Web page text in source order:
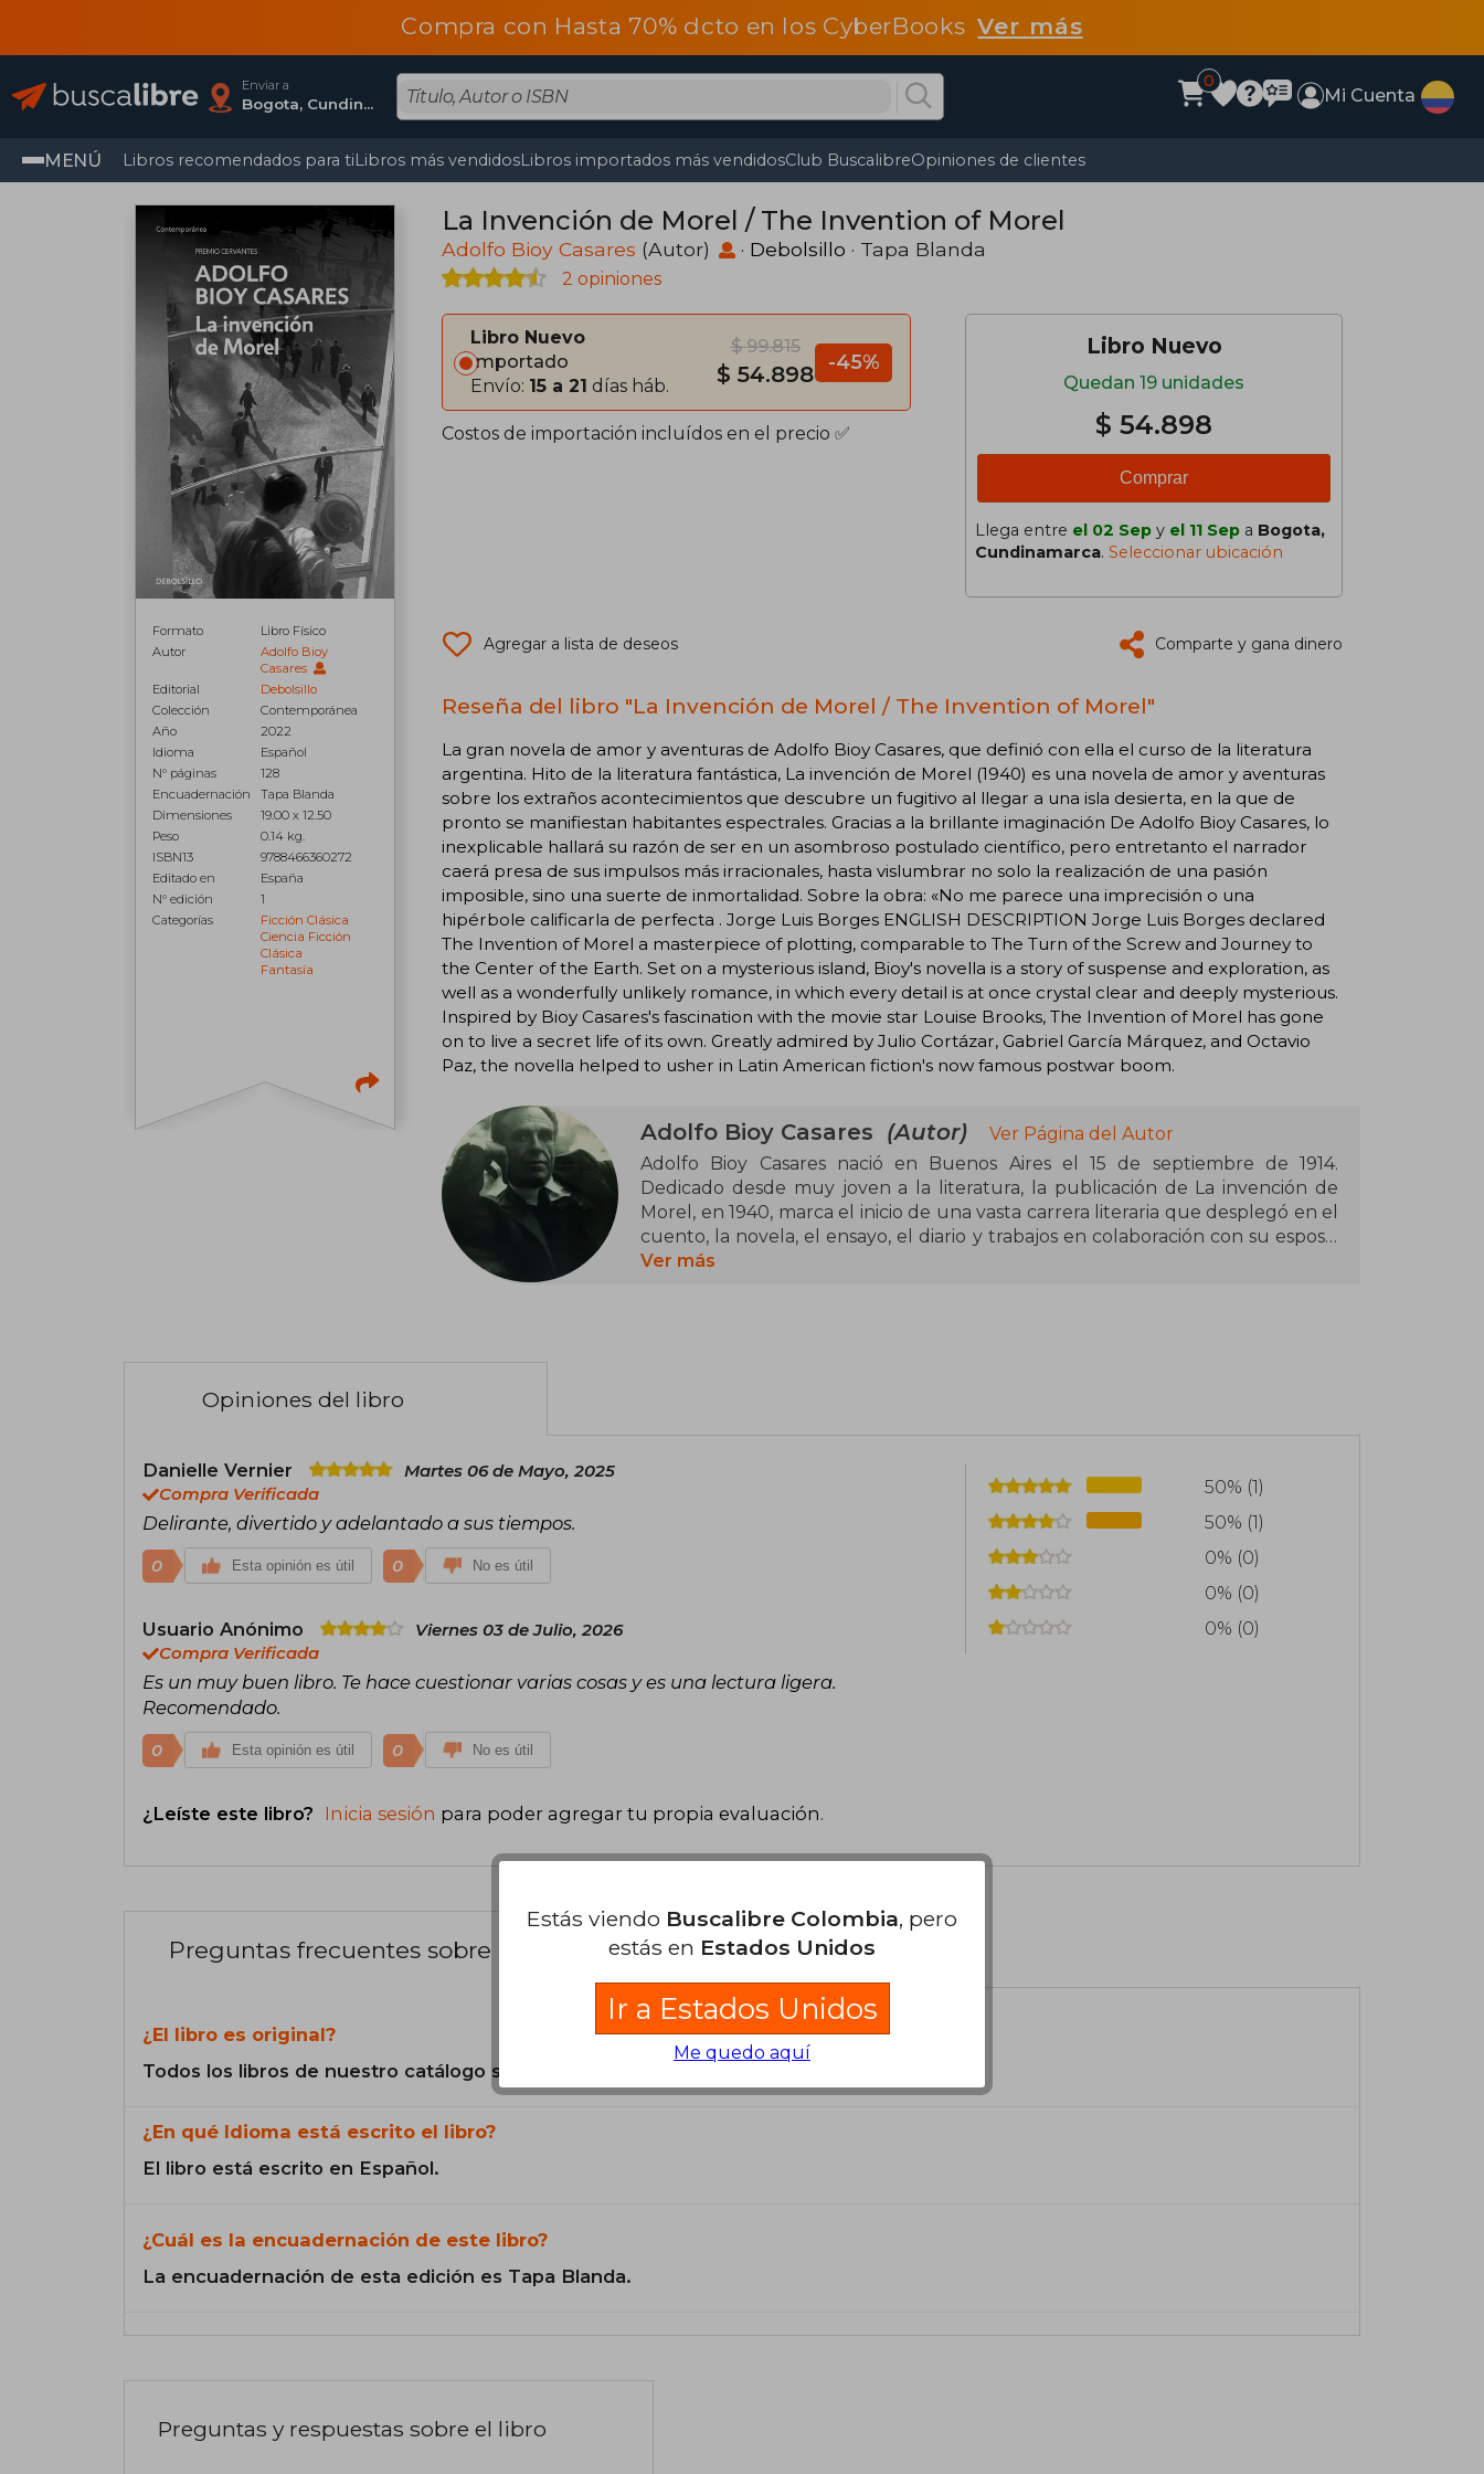
Compra con Hasta 70% dcto en los CyberBooksVer más
Enviar a
Bogota, Cundinamarca
0
Mi Cuenta
MENÚ Libros recomendados para tiLibros más vendidosLibros importados más vendidosClub BuscalibreOpiniones de clientes
Formato
Libro Físico
Autor
Adolfo Bioy
Casares
Editorial
Debolsillo
Colección
Contemporánea
Año
2022
Idioma
Español
N° páginas
128
Encuadernación
Tapa Blanda
Dimensiones
19.00 x 12.50
Peso
0.14 kg.
ISBN13
9788466360272
Editado en
España
N° edición
1
Categorías
Ficción Clásica
Ciencia Ficción
Clásica
Fantasía
La Invención de Morel / The Invention of Morel
Adolfo Bioy Casares (Autor) · Debolsillo · Tapa Blanda
2 opiniones
Libro Nuevo
Importado
Envío: 15 a 21 días háb.
$ 99.815
$ 54.898 -45%
Costos de importación incluídos en el precio ✅
Libro Nuevo
Quedan 19 unidades
$ 54.898
Comprar
Llega entre el 02 Sep y el 11 Sep a Bogota,
Cundinamarca. Seleccionar ubicación
Agregar a lista de deseos Comparte y gana dinero
Reseña del libro "La Invención de Morel / The Invention of Morel"
La gran novela de amor y aventuras de Adolfo Bioy Casares, que definió con ella el curso de la literatura
argentina. Hito de la literatura fantástica, La invención de Morel (1940) es una novela de amor y aventuras
sobre los extraños acontecimientos que descubre un fugitivo al llegar a una isla desierta, en la que de
pronto se manifiestan habitantes espectrales. Gracias a la brillante imaginación De Adolfo Bioy Casares, lo
inexplicable hallará su razón de ser en un asombroso postulado científico, pero entretanto el narrador
caerá presa de sus impulsos más irracionales, hasta vislumbrar no solo la realización de una pasión
imposible, sino una suerte de inmortalidad. Sobre la obra: «No me parece una imprecisión o una
hipérbole calificarla de perfecta . Jorge Luis Borges ENGLISH DESCRIPTION Jorge Luis Borges declared
The Invention of Morel a masterpiece of plotting, comparable to The Turn of the Screw and Journey to
the Center of the Earth. Set on a mysterious island, Bioy's novella is a story of suspense and exploration, as
well as a wonderfully unlikely romance, in which every detail is at once crystal clear and deeply mysterious.
Inspired by Bioy Casares's fascination with the movie star Louise Brooks, The Invention of Morel has gone
on to live a secret life of its own. Greatly admired by Julio Cortázar, Gabriel García Márquez, and Octavio
Paz, the novella helped to usher in Latin American fiction's now famous postwar boom.
Adolfo Bioy Casares (Autor)
Ver Página del Autor
Adolfo Bioy Casares nació en Buenos Aires el 15 de septiembre de 1914.
Dedicado desde muy joven a la literatura, la publicación de La invención de
Morel, en 1940, marca el inicio de una vasta carrera literaria que desplegó en el
cuento, la novela, el ensayo, el diario y trabajos en colaboración con su esposa,
la escritora Silvina Ocampo, y Jorge Luis Borges. Algunas de sus obras más
Ver más
Opiniones del libro
Danielle Vernier
Martes 06 de Mayo, 2025
Compra Verificada
Delirante, divertido y adelantado a sus tiempos.
0 Esta opinión es útil 0 No es útil
Usuario Anónimo
Viernes 03 de Julio, 2026
Compra Verificada
Es un muy buen libro. Te hace cuestionar varias cosas y es una lectura ligera.
Recomendado.
0 Esta opinión es útil 0 No es útil
¿Leíste este libro? Inicia sesión para poder agregar tu propia evaluación.
50% (1)
50% (1)
0% (0)
0% (0)
0% (0)
Preguntas frecuentes sobre el libro
¿El libro es original?
Todos los libros de nuestro catálogo son Originales.
¿En qué Idioma está escrito el libro?
El libro está escrito en Español.
¿Cuál es la encuadernación de este libro?
La encuadernación de esta edición es Tapa Blanda.
Preguntas y respuestas sobre el libro
Estás viendo Buscalibre Colombia, pero
estás en Estados Unidos
Ir a Estados Unidos
Me quedo aquí